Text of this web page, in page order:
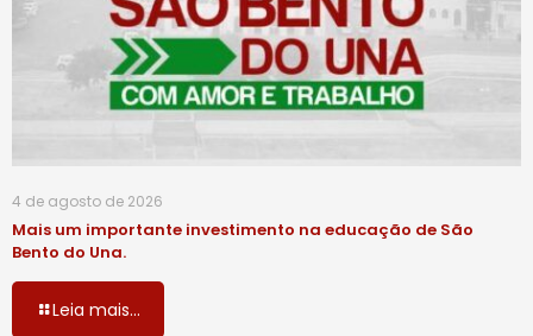
4 de agosto de 2026
Mais um importante investimento na educação de São
Bento do Una.
Leia mais...